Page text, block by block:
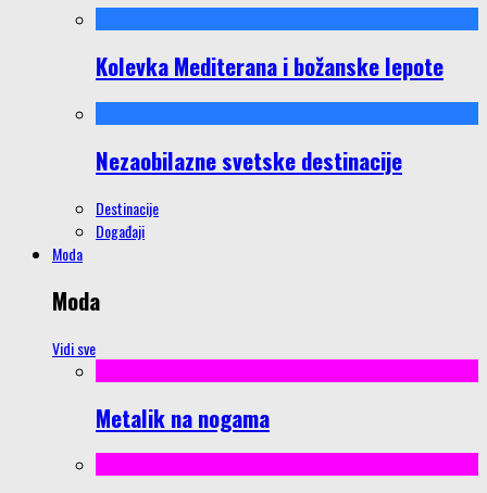
Kolevka Mediterana i božanske lepote
Nezaobilazne svetske destinacije
Destinacije
Događaji
Moda
Moda
Vidi sve
Metalik na nogama